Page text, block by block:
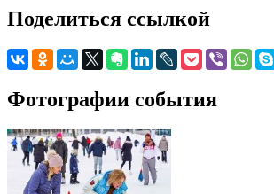
Поделиться ссылкой
Фотографии события